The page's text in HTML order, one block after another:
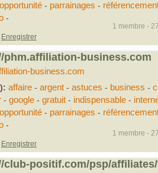
opportunité- parrainages -
-
Enregistrer
1 membre -
phm.affiliation-business.com
business.com
affaire- argent- astuces - business -
- google- gratuit- indispensable-
opportunité- parrainages -
-
Enregistrer
1 membre -
club-positif.com/psp/